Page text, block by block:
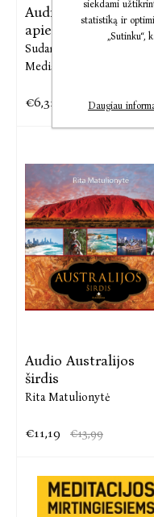
Audio Pasakojimai
apie Vilnių
Sudarytoja Zita
Medišauskienė
€6,32 €7,90
Audio Australijos
širdis
Rita Matulionytė
€11,19 €13,99
siekdami
statistiką ir
„Sutinku“,
Daugiau